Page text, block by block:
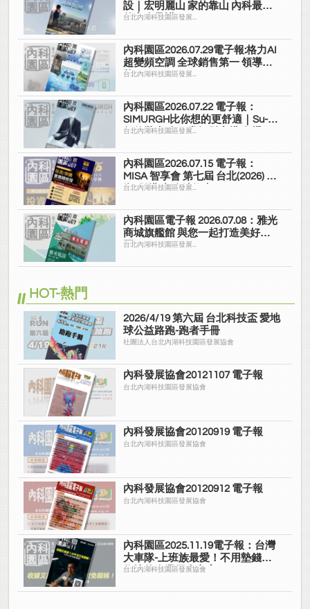
設｜宏明麗山 家的靠山 內科最高
的安全承諾
台北內湖科技園區發展...
內科園區2026.07.29電子報:格力AI
超變頻空調 全球銷售第一 領導品
牌
台北內湖科技園區發展...
內科園區2026.07.22 電子報：
SIMURGH比你想的更舒適｜Su-Si
舒仕裝 都會日常輕鬆穿搭 免燙可
台北內湖科技園區發展...
內科園區2026.07.15 電子報：
MISA 智享會 第七屆 台北(2026) 投
資/併購 實務精修班
台北內湖科技園區發展...
內科園區電子報 2026.07.08：雅光
商城旗艦館 與您一起打造美好家
園
台北內湖科技園區發展...
HOT-熱門
2026/4/19 第六屆 台北科技盃 愛地
球公益路跑-跑者手冊
社團法人台北內湖科技園區發展協會
內科發展協會20121107 電子報
台北內湖科技園區發展協會
內科發展協會20120919 電子報
台北內湖科技園區發展協會
內科發展協會20120912 電子報
台北內湖科技園區發展協會
內科園區2025.11.19電子報：台灣
大車隊-上班族最愛！不用墊錢拿
收據的企業用車方案
台北內湖科技園區發展協會